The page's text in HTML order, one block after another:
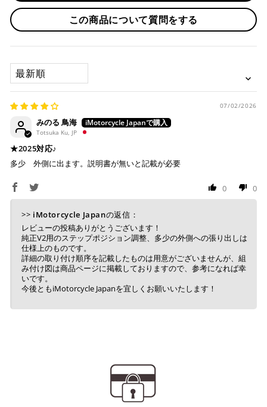
※ 分割払い、リボ払いは決済金額が税込10,000円以上の
場合のみご利用いただけます。
※ American Expressでの分割払いのご利用には、事前
す。
※ Diners Clubは分割払い非対応のため、一括払い・リ
ボ払いのみご利用頂けます。
※ 手数料、利息はご利用のカード会社の定めによります
ので、事前にご確認ください。
楽天ペイ
いつもの楽天IDとパスワードを使ってスムーズなお支払
いが可能です。
楽天ポイントが貯まる・使える！「簡単」「あんしん」
「お得」な楽天ペイをご利用ください。
※ 楽天ポイントが貯まるのは楽天カード・楽天ポイン
ト・楽天ペイ残高でのお支払いに限ります。
※ 現在楽天ペイでご使用頂けるクレジットカードは
・お取り寄せ商品等を一緒にご注文の場合は、基本的にはお
取り寄せ商品が揃ってからの発送になります。別で発送をご
お取り寄せの場合
・商品ページの納期はあくまで目安になりますので、納期が
早まる場合もございます。
・運送状況や繁忙期の影響により遅れが生じる場合もござい
ます。
配送送料について
１回のご注文で商品代金合計が¥11,000(税込）以上の場合
※通常送料は¥770(税込)です。
配送会社について
ヤマト運輸になります。 配送会社の指定はできかねます。
この商品について質問をする
07/02/2026
みのる 鳥海
Totsuka Ku, JP
★2025対応♪
多少 外側に出ます。説明書が無いと記載が必要
0 0
>> iMotorcycle Japanの返信：
レビューの投稿ありがとうございます！
純正V2用のステップポジション調整、多少の外側への張り出しは
仕様上のものです。
詳細の取り付け順序を記載したものは用意がございませんが、組
み付け図は商品ページに掲載しておりますので、参考になれば幸
いです。
今後ともiMotorcycle Japanを宜しくお願いいたします！